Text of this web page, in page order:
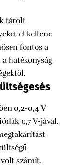
tárolt
el kellene
fontos a
hatékonyság
0,2-0,4 V
0,7 V-jával.
számít.